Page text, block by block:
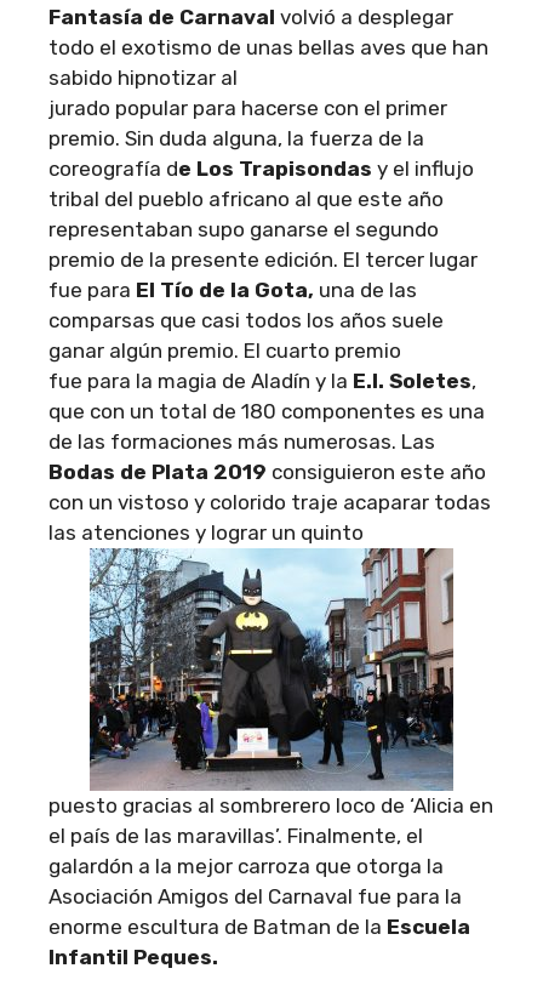
Fantasía de Carnaval volvió a desplegar
todo el exotismo de unas bellas aves que han
sabido hipnotizar al
jurado popular para hacerse con el primer
premio. Sin duda alguna, la fuerza de la
coreografía de Los Trapisondas y el influjo
tribal del pueblo africano al que este año
representaban supo ganarse el segundo
premio de la presente edición. El tercer lugar
fue para El Tío de la Gota, una de las
comparsas que casi todos los años suele
ganar algún premio. El cuarto premio
fue para la magia de Aladín y la E.I. Soletes,
que con un total de 180 componentes es una
de las formaciones más numerosas. Las
Bodas de Plata 2019 consiguieron este año
con un vistoso y colorido traje acaparar todas
las atenciones y lograr un quinto
puesto gracias al sombrerero loco de ‘Alicia en
el país de las maravillas’. Finalmente, el
galardón a la mejor carroza que otorga la
Asociación Amigos del Carnaval fue para la
enorme escultura de Batman de la Escuela
Infantil Peques.